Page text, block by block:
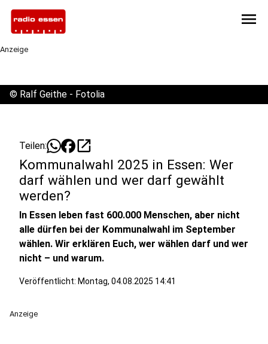
menu
Anzeige
© Ralf Geithe - Fotolia
Teilen: open_in_new
Kommunalwahl 2025 in Essen: Wer
darf wählen und wer darf gewählt
werden?
In Essen leben fast 600.000 Menschen, aber nicht
alle dürfen bei der Kommunalwahl im September
wählen. Wir erklären Euch, wer wählen darf und wer
nicht – und warum.
Veröffentlicht: Montag, 04.08.2025 14:41
Anzeige